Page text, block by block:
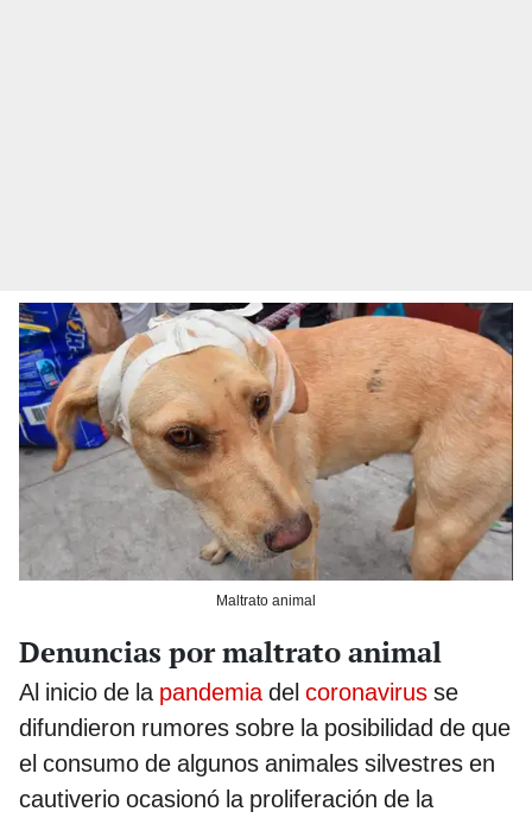
Maltrato animal
Denuncias por maltrato animal
Al inicio de la pandemia del coronavirus se
difundieron rumores sobre la posibilidad de que
el consumo de algunos animales silvestres en
cautiverio ocasionó la proliferación de la